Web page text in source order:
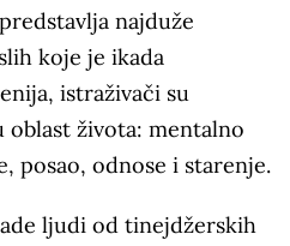
najduže
koje je ikada
istraživači su
oblast života: mentalno
posao, odnose i starenje.
ljudi od tinejdžerskih